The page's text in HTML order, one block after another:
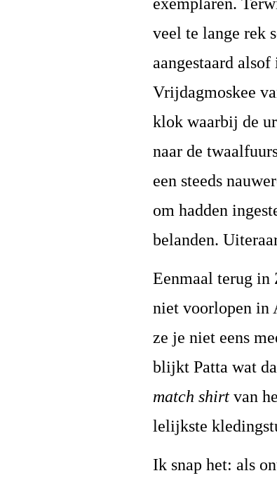
veel te lange rek
aangestaard
Vrijdagmoskee
klok waarbij de
naar de
een steeds
om hadden
belanden.
Eenmaal terug
niet voorlopen in
ze je niet eens
blijkt Patta wat
match shirtvan
lelijkste
Ik snap het: als